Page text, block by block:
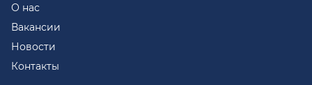
О нас
Вакансии
Новости
Контакты